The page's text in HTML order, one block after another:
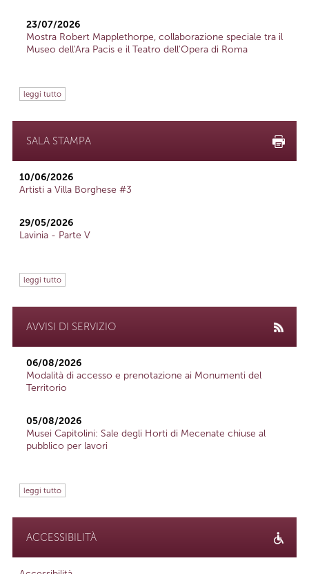
23/07/2026
Mostra Robert Mapplethorpe, collaborazione speciale tra il
Museo dell'Ara Pacis e il Teatro dell'Opera di Roma
leggi tutto
SALA STAMPA
10/06/2026
Artisti a Villa Borghese #3
29/05/2026
Lavinia - Parte V
leggi tutto
AVVISI DI SERVIZIO
06/08/2026
Modalità di accesso e prenotazione ai Monumenti del
Territorio
05/08/2026
Musei Capitolini: Sale degli Horti di Mecenate chiuse al
pubblico per lavori
leggi tutto
ACCESSIBILITÀ